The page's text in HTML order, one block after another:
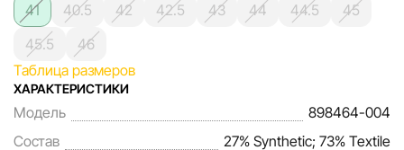
41 40.5 42 42.5 43 44 44.5
45
45.5
46
Таблица размеров
ХАРАКТЕРИСТИКИ
Модель
898464-004
Состав
27% Synthetic; 73% Textile